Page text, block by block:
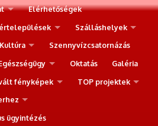
Elérhetőségek
Szálláshelyek
Kultúra
Szennyvízcsatornázás
Oktatás
Galéria
fényképek
TOP projektek
ügyintézés